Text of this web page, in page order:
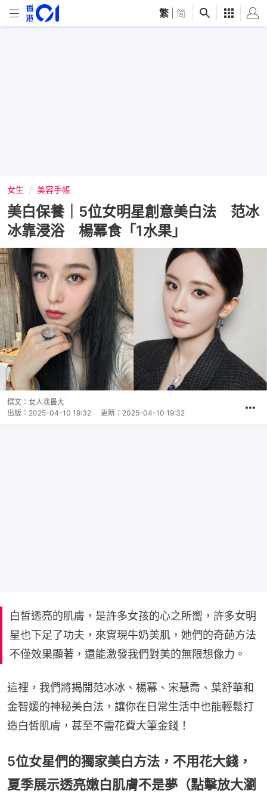
繁 简
女生 美容手帳
美白保養｜5位女明星創意美白法 范冰
冰靠浸浴 楊冪食「1水果」
撰文： 女人我最大
出版： 2025-04-10 19:32 更新： 2025-04-10 19:32
白皙透亮的肌膚，是許多女孩的心之所嚮，許多女明
星也下足了功夫，來實現牛奶美肌，她們的奇葩方法
不僅效果顯著，還能激發我們對美的無限想像力。
這裡，我們將揭開范冰冰、楊冪、宋慧喬、葉舒華和
金智媛的神秘美白法，讓你在日常生活中也能輕鬆打
造白皙肌膚，甚至不需花費大筆金錢！
5位女星們的獨家美白方法，不用花大錢，
夏季展示透亮嫩白肌膚不是夢（點擊放大瀏